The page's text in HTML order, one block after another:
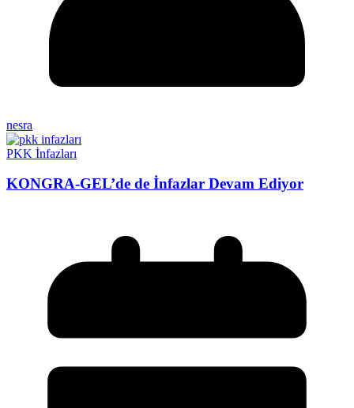
nesra
PKK İnfazları
KONGRA-GEL’de de İnfazlar Devam Ediyor